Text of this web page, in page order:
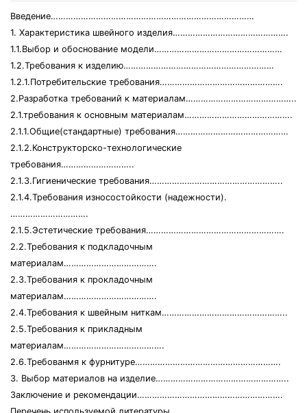
Введение………………………………………………………………………
1. Характеристика швейного изделия……………………………………….
1.1.Выбор и обоснование модели……………………………………………
1.2.Требования к изделию……………………………………………………
1.2.1.Потребительские требования………………………………………….
2.Разработка требований к материалам……………………………………..
2.1.требования к основным материалам…………………………………….
2.1.1.Общие(стандартные) требования………………………………………
2.1.2.Конструкторско-технологические
требования………………………..
2.1.3.Гигиенические требования……………………………………………..
2.1.4.Требования износостойкости (надежности).
………………………….
2.1.5.Эстетические требования……………………………………………….
2.2.Требования к подкладочным
материалам……………………………….
2.3.Требования к прокладочным
материалам……………………………….
2.4.Требования к швейным ниткам…………………………………………..
2.5.Требования к прикладным
материалам………………………………….
2.6.Требованмя к фурнитуре………………………………………………….
3. Выбор материалов на изделие……………………………………………..
Заключение и рекомендации………………………………………………….